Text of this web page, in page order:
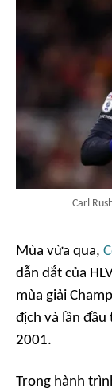
Carl
Mùa vừa qua,
dẫn dắt của
mùa giải
địch và lần đầu
2001.
Trong hành